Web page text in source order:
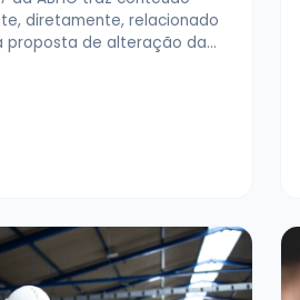
diretamente, relacionado
proposta de alteração da…